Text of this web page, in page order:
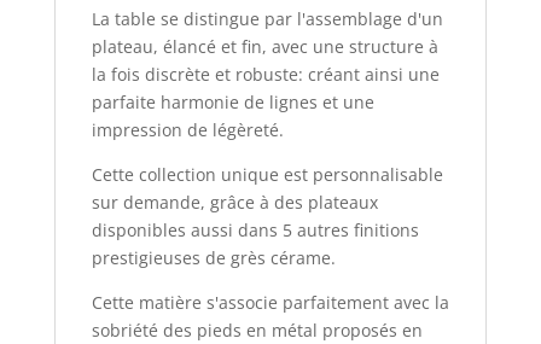
La table se distingue par l'assemblage d'un
plateau, élancé et fin, avec une structure à
la fois discrète et robuste: créant ainsi une
parfaite harmonie de lignes et une
impression de légèreté.
Cette collection unique est personnalisable
sur demande, grâce à des plateaux
disponibles aussi dans 5 autres finitions
prestigieuses de grès cérame.
Cette matière s'associe parfaitement avec la
sobriété des pieds en métal proposés en